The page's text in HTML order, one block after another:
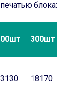
блока:
300шт
18170